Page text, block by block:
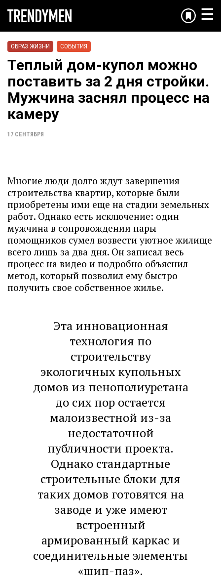
☰
ОБРАЗ ЖИЗНИ СОБЫТИЯ
Теплый дом-купол можно
поставить за 2 дня стройки.
Мужчина заснял процесс на
камеру
17 СЕНТЯБРЯ
Многие люди долго ждут завершения
строительства квартир, которые были
приобретены ими еще на стадии земельных
работ. Однако есть исключение: один
мужчина в сопровождении пары
помощников сумел возвести уютное жилище
всего лишь за два дня. Он записал весь
процесс на видео и подробно объяснил
метод, который позволил ему быстро
получить свое собственное жилье.
Эта инновационная
технология по
строительству
экологичных купольных
домов из пенополиуретана
до сих пор остается
малоизвестной из-за
недостаточной
публичности проекта.
Однако стандартные
строительные блоки для
таких домов готовятся на
заводе и уже имеют
встроенный
армированный каркас и
соединительные элементы
«шип-паз».